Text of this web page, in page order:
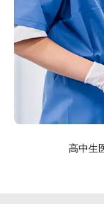
高中生